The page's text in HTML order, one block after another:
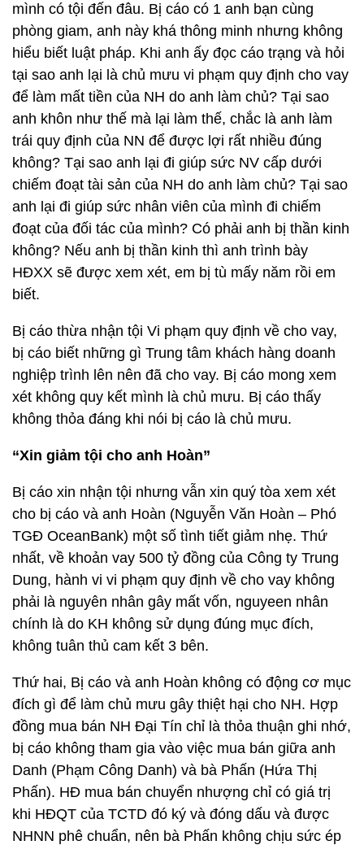
mình có tội đến đâu. Bị cáo có 1 anh bạn cùng
phòng giam, anh này khá thông minh nhưng không
hiểu biết luật pháp. Khi anh ấy đọc cáo trạng và hỏi
tại sao anh lại là chủ mưu vi phạm quy định cho vay
để làm mất tiền của NH do anh làm chủ? Tại sao
anh khôn như thế mà lại làm thế, chắc là anh làm
trái quy định của NN để được lợi rất nhiều đúng
không? Tại sao anh lại đi giúp sức NV cấp dưới
chiếm đoạt tài sản của NH do anh làm chủ? Tại sao
anh lại đi giúp sức nhân viên của mình đi chiếm
đoạt của đối tác của mình? Có phải anh bị thần kinh
không? Nếu anh bị thần kinh thì anh trình bày
HĐXX sẽ được xem xét, em bị tù mấy năm rồi em
biết.
Bị cáo thừa nhận tội Vi phạm quy định về cho vay,
bị cáo biết những gì Trung tâm khách hàng doanh
nghiệp trình lên nên đã cho vay. Bị cáo mong xem
xét không quy kết mình là chủ mưu. Bị cáo thấy
không thỏa đáng khi nói bị cáo là chủ mưu.
“Xin giảm tội cho anh Hoàn”
Bị cáo xin nhận tội nhưng vẫn xin quý tòa xem xét
cho bị cáo và anh Hoàn (Nguyễn Văn Hoàn – Phó
TGĐ OceanBank) một số tình tiết giảm nhẹ. Thứ
nhất, về khoản vay 500 tỷ đồng của Công ty Trung
Dung, hành vi vi phạm quy định về cho vay không
phải là nguyên nhân gây mất vốn, nguyeen nhân
chính là do KH không sử dụng đúng mục đích,
không tuân thủ cam kết 3 bên.
Thứ hai, Bị cáo và anh Hoàn không có động cơ mục
đích gì để làm chủ mưu gây thiệt hại cho NH. Hợp
đồng mua bán NH Đại Tín chỉ là thỏa thuận ghi nhớ,
bị cáo không tham gia vào việc mua bán giữa anh
Danh (Phạm Công Danh) và bà Phấn (Hứa Thị
Phấn). HĐ mua bán chuyển nhượng chỉ có giá trị
khi HĐQT của TCTD đó ký và đóng dấu và được
NHNN phê chuẩn, nên bà Phấn không chịu sức ép